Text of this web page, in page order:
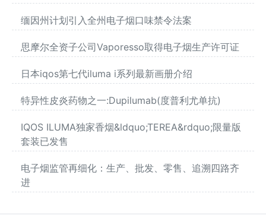
缅因州计划引入全州电子烟口味禁令法案
思摩尔全资子公司Vaporesso取得电子烟生产许可证
日本iqos第七代iluma i系列最新画册介绍
特异性皮炎药物之一:Dupilumab(度普利尤单抗)
IQOS ILUMA独家香烟&ldquo;TEREA&rdquo;限量版
套装已发售
电子烟监管再细化：生产、批发、零售、追溯四路齐
进